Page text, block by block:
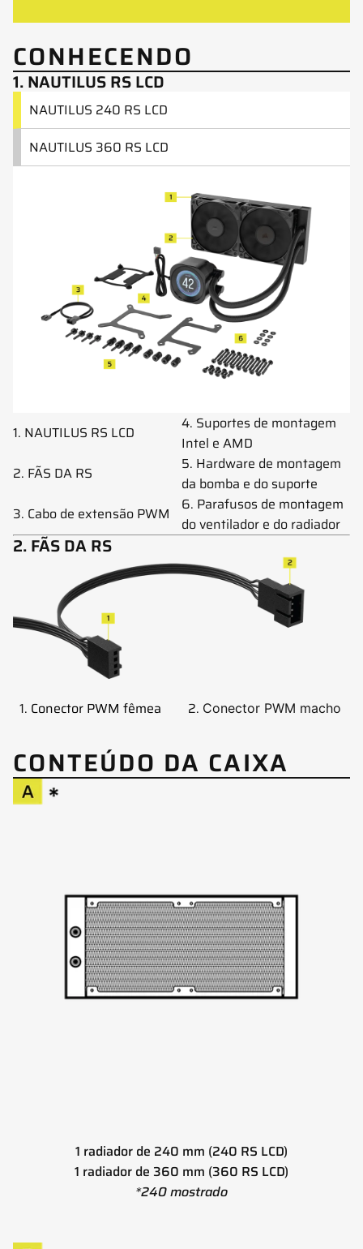
CONHECENDO
1. NAUTILUS RS LCD
NAUTILUS 240 RS LCD
NAUTILUS 360 RS LCD
1. NAUTILUS RS LCD
4. Suportes de montagem
Intel e AMD
2. FÃS DA RS
5. Hardware de montagem
da bomba e do suporte
3. Cabo de extensão PWM
6. Parafusos de montagem
do ventilador e do radiador
2. FÃS DA RS
1. Conector PWM fêmea 2. Conector PWM macho
CONTEÚDO DA CAIXA
1 radiador de 240 mm (240 RS LCD)
1 radiador de 360 mm (360 RS LCD)
*240 mostrado